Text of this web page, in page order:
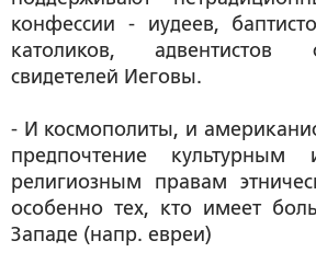
конфессии - иудеев,
католиков, адвентистов
свидетелей Иеговы.
- И космополиты, и
предпочтение культурным
религиозным правам
особенно тех, кто имеет
Западе (напр. евреи)